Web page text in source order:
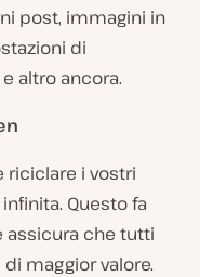
post, immagini in
di
altro ancora.
riciclare i vostri
Questo fa
assicura che tutti
maggior valore.